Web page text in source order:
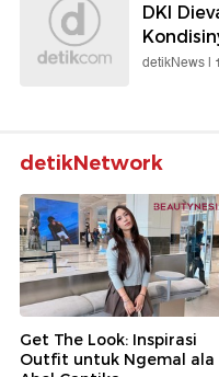
DKI
detikNews |
detikNetwork
Get The Look: Inspirasi
Outfit untuk Ngemal ala